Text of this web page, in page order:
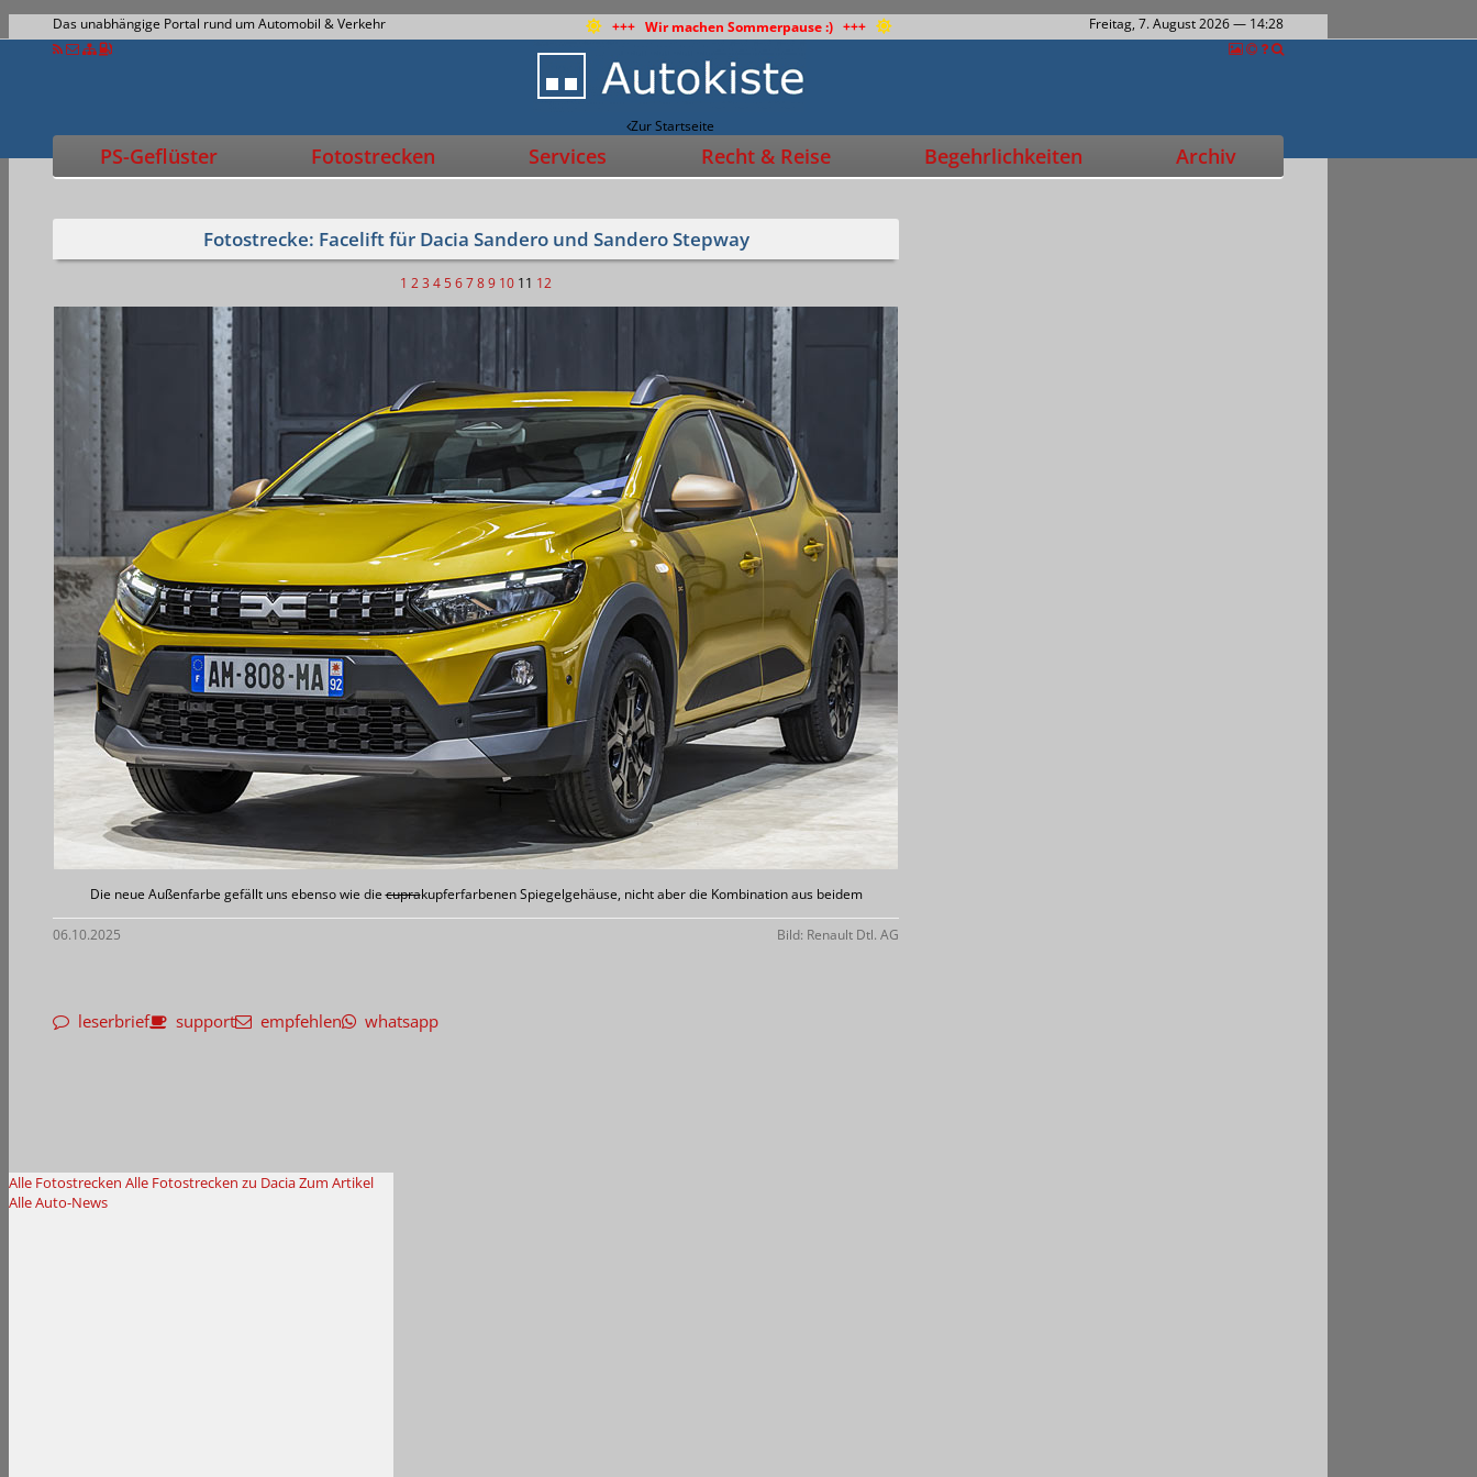
Das unabhängige Portal rund um Automobil & Verkehr +++ Wir machen Sommerpause :) +++ Freitag, 7. August 2026— 14:28
Zur Startseite
PS-Geflüster Fotostrecken Services Recht & Reise Begehrlichkeiten Archiv
Fotostrecke: Facelift für Dacia Sandero und Sandero Stepway
1 23 4 56789 10 11 12
Die neue Außenfarbe gefällt uns ebenso wie diecuprakupferfarbenen Spiegelgehäuse, nicht aber die Kombination aus beidem
06.10.2025 Bild: Renault Dtl. AG
leserbrief support empfehlen whatsapp
Alle Fotostrecken Alle Fotostrecken zu DaciaZum Artikel
Alle Auto-News